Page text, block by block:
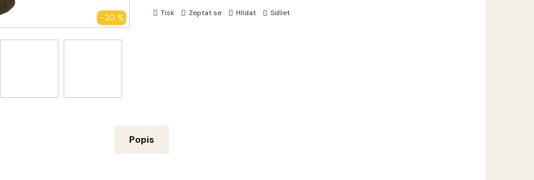
–20 % Tisk Zeptat se Hlídat Sdílet
Popis